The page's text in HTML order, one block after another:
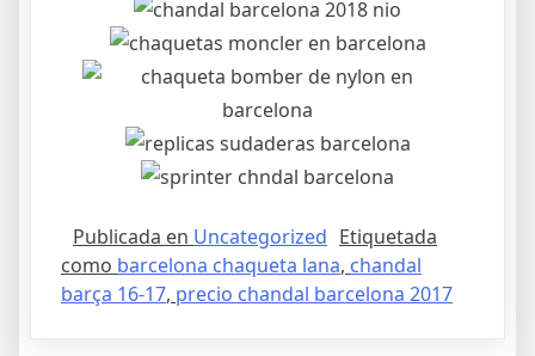
Publicada en Uncategorized Etiquetada
como barcelona chaqueta lana, chandal
barça 16-17, precio chandal barcelona 2017